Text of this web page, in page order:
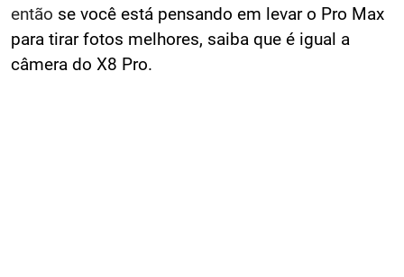
então se você está pensando em levar o Pro Max
para tirar fotos melhores, saiba que é igual a
câmera do X8 Pro.